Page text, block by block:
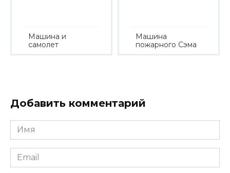
Машина и
самолет
Машина
пожарного Сэма
Добавить комментарий
Имя
*
Email
*